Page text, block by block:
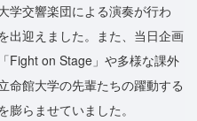
学交響楽団による演奏が行わ
出迎えました。また、当日企画
Fight on Stage」や多様な課外
命館大学の先輩たちの躍動する
らませていました。